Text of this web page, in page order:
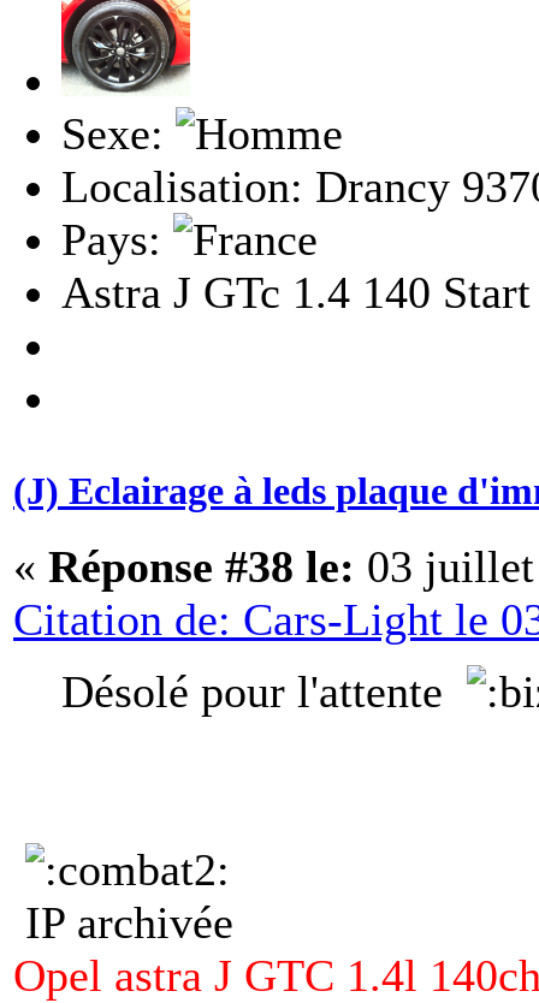
Sexe:
Localisation: Drancy
Pays:
Astra J GTc 1.4 140
(J) Eclairage à leds plaque
« Réponse #38 le: 03 juillet
Citation de: Cars-Light le
Désolé pour l'attente
IP archivée
Opel astra J GTC 1.4l